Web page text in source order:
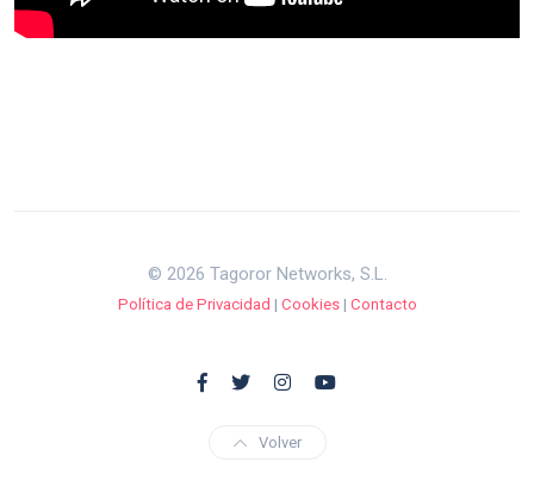
© 2026 Tagoror Networks, S.L.
Política de Privacidad | Cookies| Contacto
Volver